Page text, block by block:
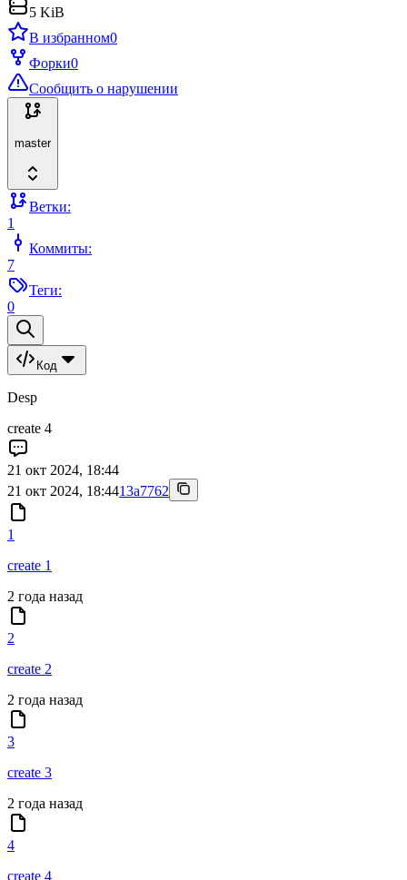
5 KiB
В избранном0
Форки0
Сообщить о нарушении
master
Ветки:
1
Коммиты:
7
Теги:
0
Код
Desp
create 4
21 окт 2024, 18:44
21 окт 2024, 18:4413a7762
1
create 1
2 года назад
2
create 2
2 года назад
3
create 3
2 года назад
4
create 4